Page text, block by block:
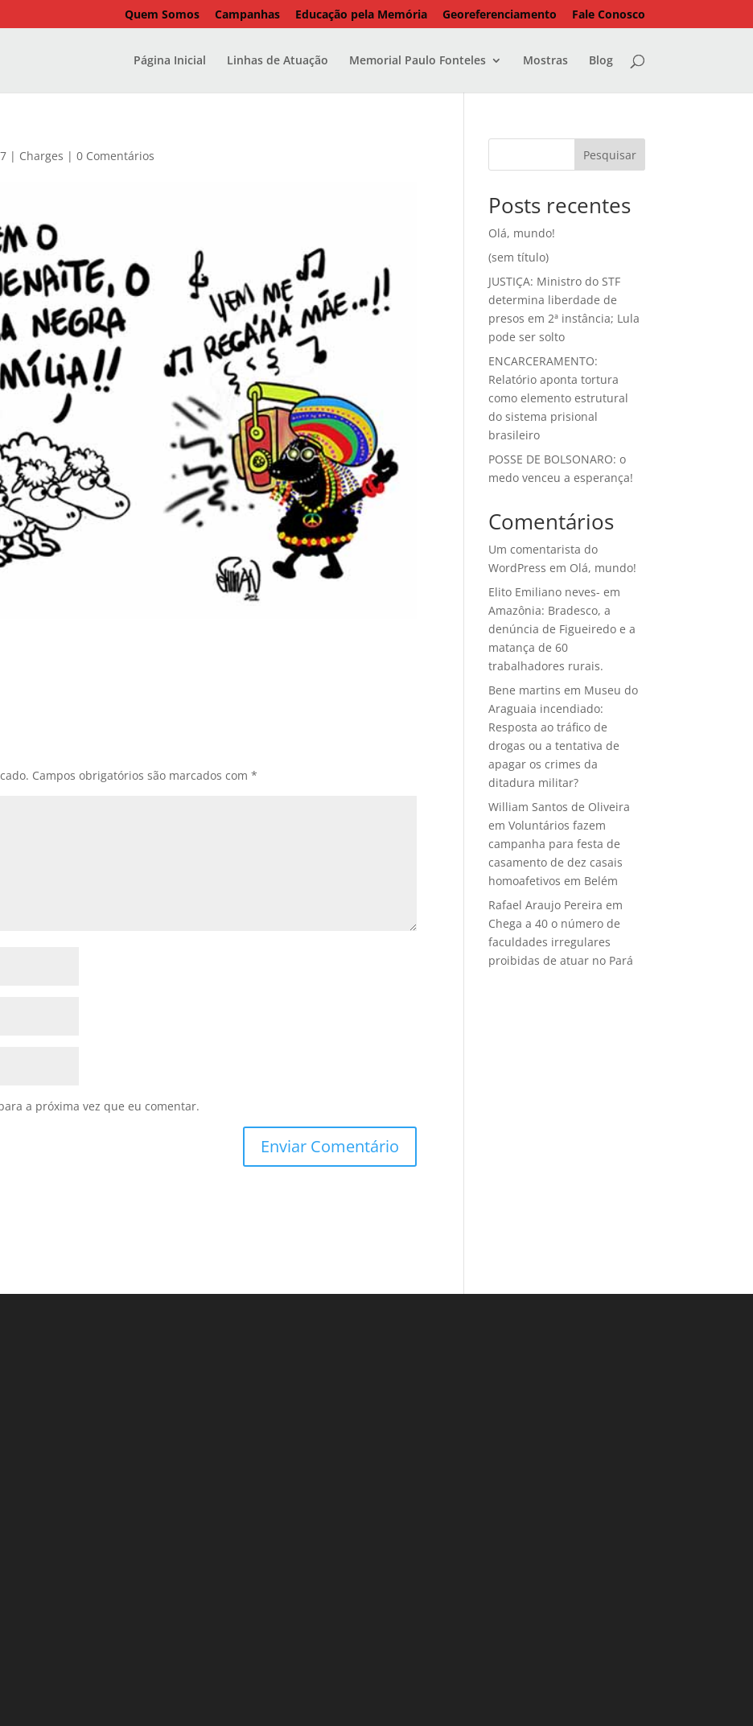
Quem Somos Campanhas Educação pela Memória Georeferenciamento Fale Conosco
Página Inicial Linhas de Atuação Memorial Paulo Fonteles Mostras Blog
| Charges |0 Comentários
Campos obrigatórios são marcados com*
a próxima vez que eu comentar.
Pesquisar
Posts recentes
Olá, mundo!
(sem título)
JUSTIÇA: Ministro do STF
determina liberdade de
presos em 2ª instância; Lula
pode ser solto
ENCARCERAMENTO:
Relatório aponta tortura
como elemento estrutural
do sistema prisional
brasileiro
POSSE DE BOLSONARO: o
medo venceu a esperança!
Comentários
Um comentarista do
WordPress em Olá, mundo!
Elito Emiliano neves- em
Amazônia: Bradesco, a
denúncia de Figueiredo e a
matança de 60
trabalhadores rurais.
Bene martins em Museu do
Araguaia incendiado:
Resposta ao tráfico de
drogas ou a tentativa de
apagar os crimes da
ditadura militar?
William Santos de Oliveira
emVoluntários fazem
campanha para festa de
casamento de dez casais
homoafetivos em Belém
Rafael Araujo Pereira em
Chega a 40 o número de
faculdades irregulares
proibidas de atuar no Pará